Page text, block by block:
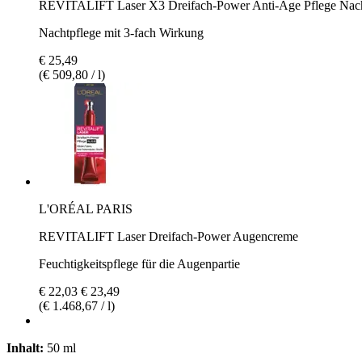
REVITALIFT Laser X3 Dreifach-Power Anti-Age Pflege
Nachtpflege mit 3-fach Wirkung
€ 25,49
(€ 509,80 / l)
L'ORÉAL PARIS
REVITALIFT Laser Dreifach-Power Augencreme
Feuchtigkeitspflege für die Augenpartie
€ 22,03 € 23,49
(€ 1.468,67 / l)
Inhalt: 50 ml